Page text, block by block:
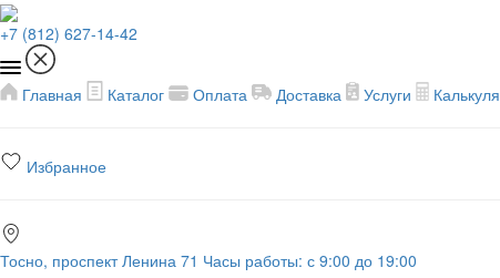
+7 (812) 627-14-42
Главная Каталог Оплата Доставка Услуги
Избранное
Тосно, проспект Ленина 71 Часы работы: с 9:00 до 19:00